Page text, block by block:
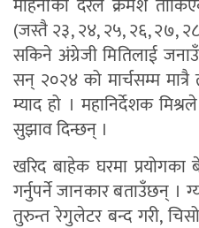
महिनाका दरले क्रमश
(जस्तै २३, २४, २५, २६, २७,
सकिने अंग्रेजी मितिलाई
सन् २०२४ को मार्चसम्म मात्रै
म्याद हो । महानिर्देशक
सुझाव दिन्छन् ।
खरिद बाहेक घरमा प्रयोगका
गर्नुपर्ने जानकार बताउँछन्
तुरुन्त रेगुलेटर बन्द गरी,